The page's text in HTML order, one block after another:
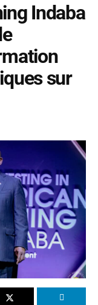
Indaba
sur